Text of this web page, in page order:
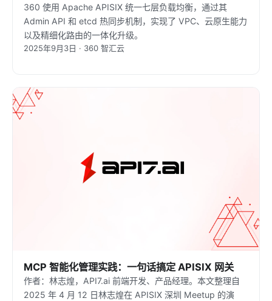
360 使用 Apache APISIX 统一七层负载均衡，通过其
Admin API 和 etcd 热同步机制，实现了 VPC、云原生能力
以及精细化路由的一体化升级。
2025年9月3日 · 360 智汇云
MCP 智能化管理实践：一句话搞定 APISIX 网关
作者：林志煌，API7.ai 前端开发、产品经理。本文整理自
2025 年 4 月 12 日林志煌在 APISIX 深圳 Meetup 的演